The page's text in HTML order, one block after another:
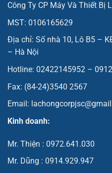
Công Ty CP Máy Và Thiết Bị
MST: 0106165629
Địa chỉ: Số nhà 10, Lô B5 –
– Hà Nội
Hotline: 02422145952 –
Fax: (84-24)3540 2567
Email:
Kinh doanh:
Mr. Thiện : 0972.641.030
Mr. Dũng : 0914.929.947